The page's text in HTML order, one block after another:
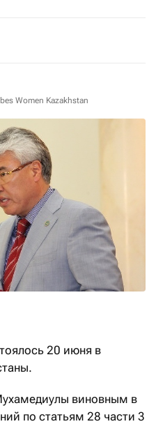
Women Kazakhstan
20 июня в
виновным в
по статьям 28 части 3